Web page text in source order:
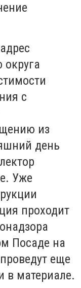
округа
с
из
день
Уже
проходит
Посаде на
еще
в материале.